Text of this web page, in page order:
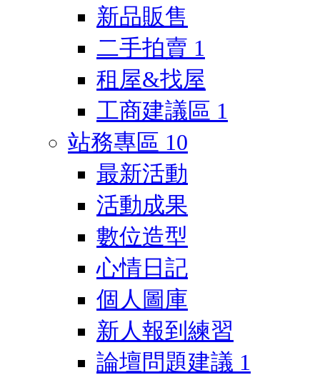
新品販售
二手拍賣 1
租屋&找屋
工商建議區 1
站務專區 10
最新活動
活動成果
數位造型
心情日記
個人圖庫
新人報到練習
論壇問題建議 1